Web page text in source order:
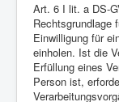
Art. 6 I lit. a DS-
Rechtsgrundlage
Einwilligung für
einholen. Ist die
Erfüllung eines
Person ist,